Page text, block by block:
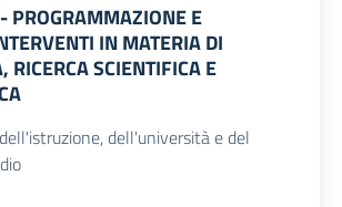
PROGRAMMAZIONE E
IN MATERIA DI
RICERCA SCIENTIFICA E
dell'università e del